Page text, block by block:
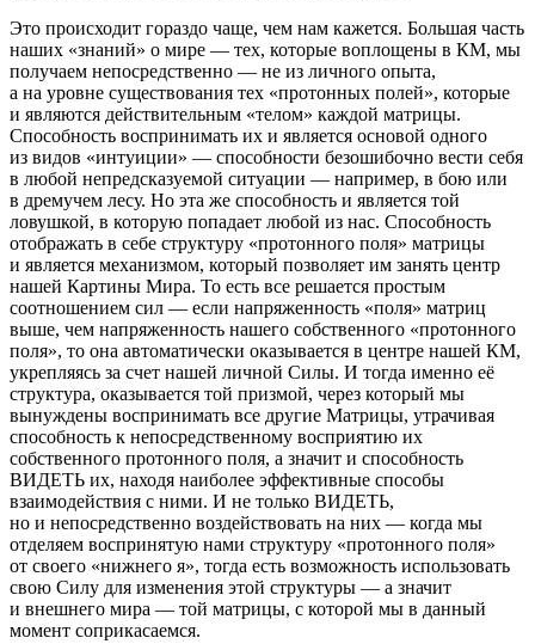
Это происходит гораздо чаще, чем нам кажется. Большая часть
наших «знаний» о мире — тех, которые воплощены в КМ, мы
получаем непосредственно — не из личного опыта,
а на уровне существования тех «протонных полей», которые
и являются действительным «телом» каждой матрицы.
Способность воспринимать их и является основой одного
из видов «интуиции» — способности безошибочно вести себя
в любой непредсказуемой ситуации — например, в бою или
в дремучем лесу. Но эта же способность и является той
ловушкой, в которую попадает любой из нас. Способность
отображать в себе структуру «протонного поля» матрицы
и является механизмом, который позволяет им занять центр
нашей Картины Мира. То есть все решается простым
соотношением сил — если напряженность «поля» матриц
выше, чем напряженность нашего собственного «протонного
поля», то она автоматически оказывается в центре нашей КМ,
укрепляясь за счет нашей личной Силы. И тогда именно её
структура, оказывается той призмой, через который мы
вынуждены воспринимать все другие Матрицы, утрачивая
способность к непосредственному восприятию их
собственного протонного поля, а значит и способность
ВИДЕТЬ их, находя наиболее эффективные способы
взаимодействия с ними. И не только ВИДЕТЬ,
но и непосредственно воздействовать на них — когда мы
отделяем воспринятую нами структуру «протонного поля»
от своего «нижнего я», тогда есть возможность использовать
свою Силу для изменения этой структуры — а значит
и внешнего мира — той матрицы, с которой мы в данный
момент соприкасаемся.